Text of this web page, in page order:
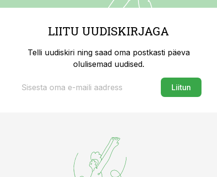
LIITU UUDISKIRJAGA
Telli uudiskiri ning saad oma postkasti päeva
olulisemad uudised.
Liitun